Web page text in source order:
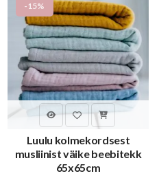
-15%
Luulu kolmekordsest
musliinist väike beebitekk
65x65cm